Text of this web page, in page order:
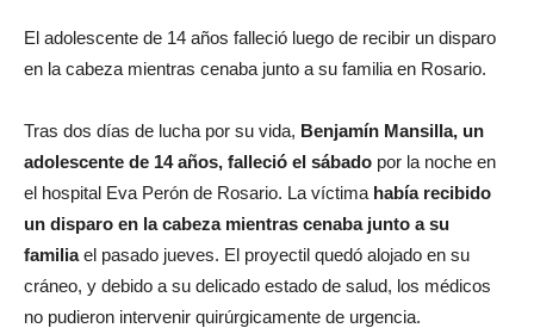
El adolescente de 14 años falleció luego de recibir un disparo
en la cabeza mientras cenaba junto a su familia en Rosario.
Tras dos días de lucha por su vida, Benjamín Mansilla, un
adolescente de 14 años, falleció el sábado por la noche en
el hospital Eva Perón de Rosario. La víctima había recibido
un disparo en la cabeza mientras cenaba junto a su
familiael pasado jueves. El proyectil quedó alojado en su
cráneo, y debido a su delicado estado de salud, los médicos
no pudieron intervenir quirúrgicamente de urgencia.